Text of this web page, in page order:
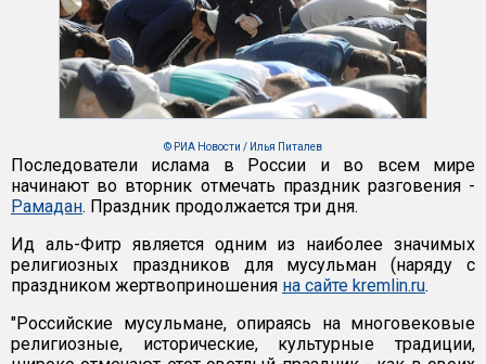
© РИА Новости / Илья Питалев
Последователи ислама в России и во всем мире
начинают во вторник отмечать праздник разговения -
Рамадан. Праздник продолжается три дня.
Ид аль-Фитр является одним из наиболее значимых
религиозных праздников для мусульман (наряду с
праздником жертвоприношения на сайте kremlin.ru.
"Российские мусульмане, опираясь на многовековые
религиозные, исторические, культурные традиции,